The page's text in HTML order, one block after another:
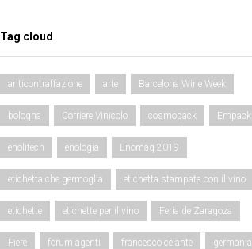
Tag cloud
anticontraffazione arte Barcelona Wine Week
bologna Corriere Vinicolo cosmopack Empack
enolitech enologia Enomaq 2019
etichetta che germoglia etichetta stampata con il vino
etichette etichette per il vino Feria de Zaragoza
Fiere forum agenti francesco celante germania